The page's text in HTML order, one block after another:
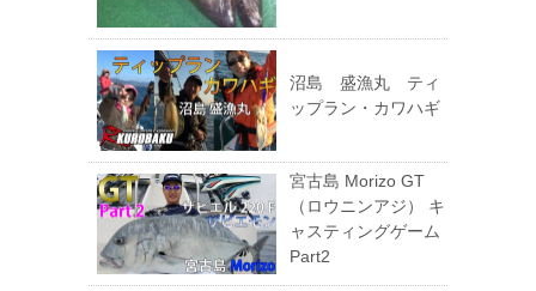
沼島 盛漁丸 ティ
ップラン・カワハギ
宮古島 Morizo GT
（ロウニンアジ） キ
ャスティングゲーム
Part2